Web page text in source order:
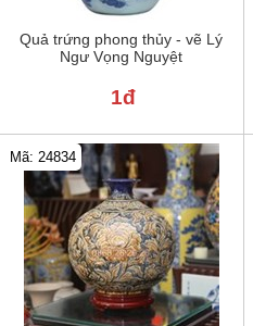
Quả trứng phong thủy - vẽ Lý
Ngư Vọng Nguyệt
1đ
Mã: 24834